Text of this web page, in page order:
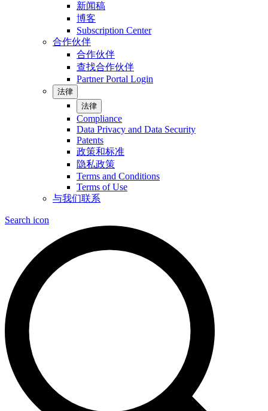
新闻稿
博客
Subscription Center
合作伙伴
合作伙伴
查找合作伙伴
Partner Portal Login
法律
法律
Compliance
Data Privacy and Data Security
Patents
政策和标准
隐私政策
Terms and Conditions
Terms of Use
与我们联系
Search icon